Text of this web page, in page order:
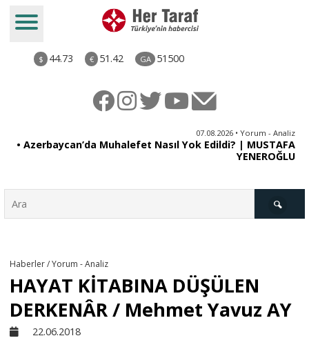
$ 44.73 € 51.42 GA 51500
07.08.2026 • Yorum - Analiz
• Azerbaycan’da Muhalefet Nasıl Yok Edildi? | MUSTAFA
YENEROĞLU
Derkenar
Haberler / Yorum - Analiz
HAYAT KİTABINA DÜŞÜLEN
DERKENÂR / Mehmet Yavuz AY
22.06.2018